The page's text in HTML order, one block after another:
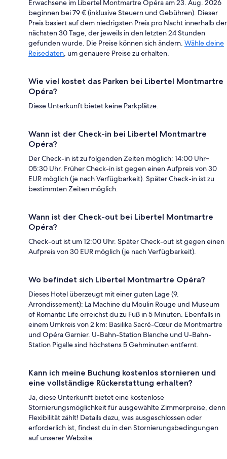
Erwachsene im Libertel Montmartre Opéra am 23. Aug. 2026
beginnen bei 79 € (inklusive Steuern und Gebühren). Dieser
Preis basiert auf dem niedrigsten Preis pro Nacht innerhalb der
nächsten 30 Tage, der jeweils in den letzten 24 Stunden
gefunden wurde. Die Preise können sich ändern. Wähle deine
Reisedaten, um genauere Preise zu erhalten.
Wie viel kostet das Parken bei Libertel Montmartre
Opéra?
Diese Unterkunft bietet keine Parkplätze.
Wann ist der Check-in bei Libertel Montmartre
Opéra?
Der Check-in ist zu folgenden Zeiten möglich: 14:00 Uhr–
05:30 Uhr. Früher Check-in ist gegen einen Aufpreis von 30
EUR möglich (je nach Verfügbarkeit). Später Check-in ist zu
bestimmten Zeiten möglich.
Wann ist der Check-out bei Libertel Montmartre
Opéra?
Check-out ist um 12:00 Uhr. Später Check-out ist gegen einen
Aufpreis von 30 EUR möglich (je nach Verfügbarkeit).
Wo befindet sich Libertel Montmartre Opéra?
Dieses Hotel überzeugt mit einer guten Lage (9.
Arrondissement): La Machine du Moulin Rouge und Museum
of Romantic Life erreichst du zu Fuß in 5 Minuten. Ebenfalls in
einem Umkreis von 2 km: Basilika Sacré-Cœur de Montmartre
und Opéra Garnier. U-Bahn-Station Blanche und U-Bahn-
Station Pigalle sind höchstens 5 Gehminuten entfernt.
Kann ich meine Buchung kostenlos stornieren und
eine vollständige Rückerstattung erhalten?
Ja, diese Unterkunft bietet eine kostenlose
Stornierungsmöglichkeit für ausgewählte Zimmerpreise, denn
Flexibilität zählt! Details dazu, was ausgeschlossen oder
erforderlich ist, findest du in den Stornierungsbedingungen
auf unserer Website.